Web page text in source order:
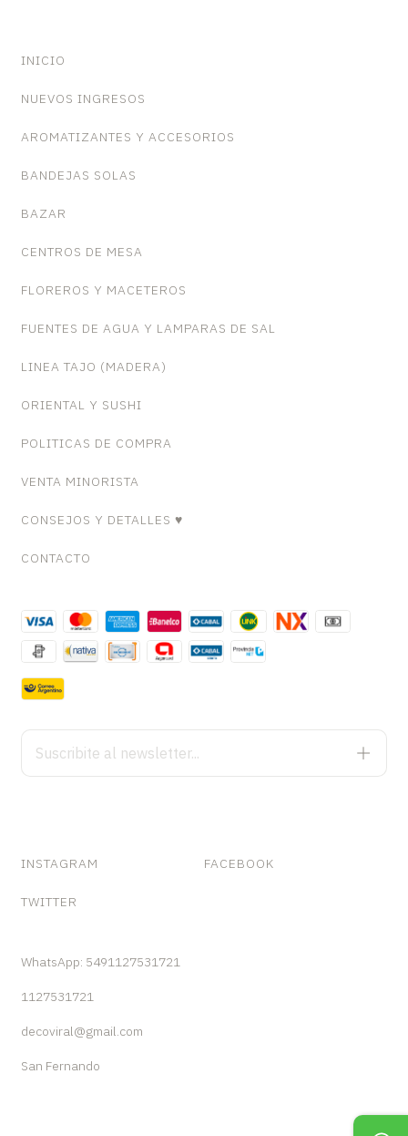
INICIO
NUEVOS INGRESOS
AROMATIZANTES Y ACCESORIOS
BANDEJAS SOLAS
BAZAR
CENTROS DE MESA
FLOREROS Y MACETEROS
FUENTES DE AGUA Y LAMPARAS DE SAL
LINEA TAJO (MADERA)
ORIENTAL Y SUSHI
POLITICAS DE COMPRA
VENTA MINORISTA
CONSEJOS Y DETALLES ♥
CONTACTO
INSTAGRAM FACEBOOK
TWITTER
WhatsApp: 5491127531721
1127531721
decoviral@gmail.com
San Fernando